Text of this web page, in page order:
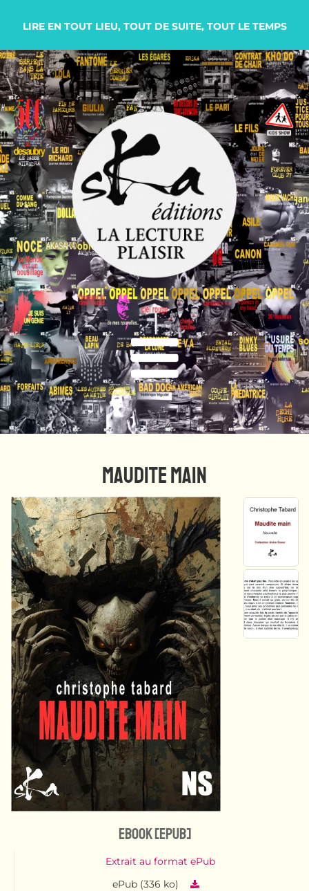
LIRE EN TOUT LIEU, TOUT DE SUITE, TOUT LE TEMPS
MAUDITE MAIN
eBook [ePub]
Extrait au format ePub
ePub (336 ko)